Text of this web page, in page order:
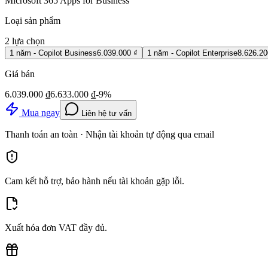
Loại sản phẩm
2 lựa chọn
1 năm - Copilot Business6.039.000 ₫ 1 năm - Copilot Enterprise
Giá bán
6.039.000 ₫6.633.000 ₫-9%
Mua ngay
Liên hệ tư vấn
Thanh toán an toàn · Nhận tài khoản tự động qua email
Cam kết hỗ trợ, bảo hành nếu tài khoản gặp lỗi.
Xuất hóa đơn VAT đầy đủ.